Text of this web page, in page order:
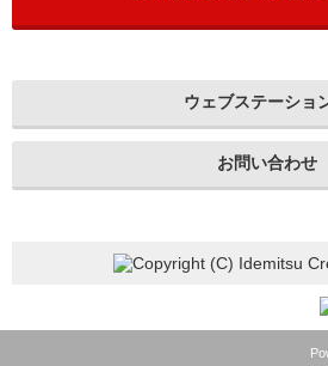
ウェブステーショ
お問い合わせ